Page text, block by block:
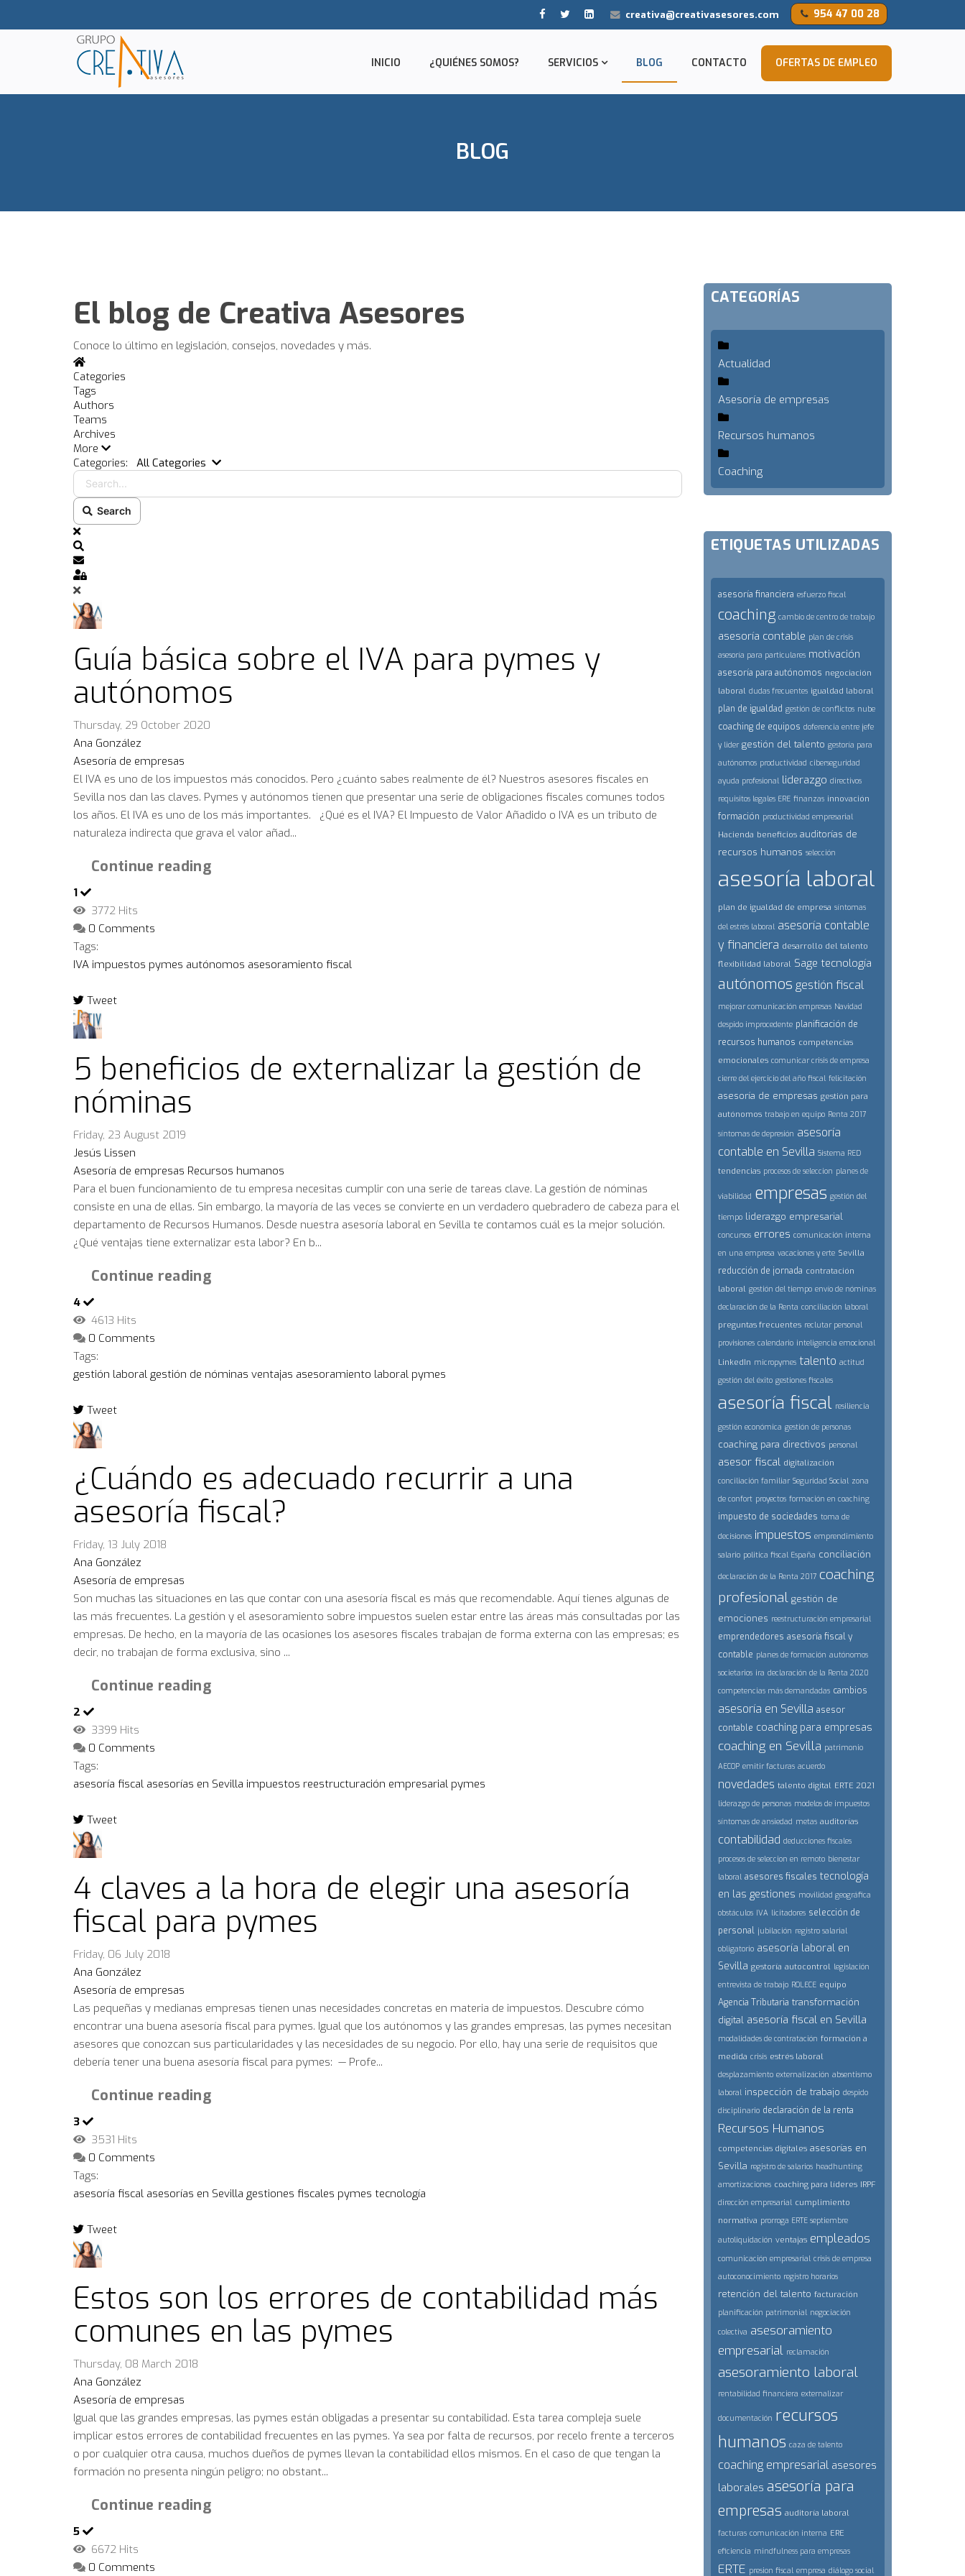
954 47 00 28
creativa@creativasesores.com
INICIO ¿QUIÉNES SOMOS? SERVICIOS BLOG CONTACTO OFERTAS DE EMPLEO
BLOG
El blog de Creativa Asesores
Conoce lo último en legislación, consejos, novedades y más.
Home
Categories
Tags
Authors
Teams
Archives
More
Categories:
All Categories Search...
Search
x
Search
Subscribe to blog
Sign In
Guía básica sobre el IVA para pymes y
autónomos
Thursday, 29 October 2020
Ana González
Asesoría de empresas
El IVA es uno de los impuestos más conocidos. Pero ¿cuánto sabes realmente de él? Nuestros asesores fiscales en
Sevilla nos dan las claves. Pymes y autónomos tienen que presentar una serie de obligaciones fiscales comunes todos
los años. El IVA es uno de los más importantes. ¿Qué es el IVA? El Impuesto de Valor Añadido o IVA es un tributo de
naturaleza indirecta que grava el valor añad...
Continue reading
1
3772 Hits
0 Comments
Tags:
IVA impuestos pymes autónomos asesoramiento fiscal
Tweet
pinterest
5 beneficios de externalizar la gestión de
nóminas
Friday, 23 August 2019
Jesús Lissen
Asesoría de empresas Recursos humanos
Para el buen funcionamiento de tu empresa necesitas cumplir con una serie de tareas clave. La gestión de nóminas
consiste en una de ellas. Sin embargo, la mayoría de las veces se convierte en un verdadero quebradero de cabeza para el
departamento de Recursos Humanos. Desde nuestra asesoría laboral en Sevilla te contamos cuál es la mejor solución.
¿Qué ventajas tiene externalizar esta labor? En b...
Continue reading
4
4613 Hits
0 Comments
Tags:
gestión laboral gestión de nóminas ventajas asesoramiento laboral pymes
Tweet
pinterest
¿Cuándo es adecuado recurrir a una
asesoría fiscal?
Friday, 13 July 2018
Ana González
Asesoría de empresas
Son muchas las situaciones en las que contar con una asesoría fiscal es más que recomendable. Aquí tienes algunas de
las más frecuentes. La gestión y el asesoramiento sobre impuestos suelen estar entre las áreas más consultadas por las
empresas. De hecho, en la mayoría de las ocasiones los asesores fiscales trabajan de forma externa con las empresas; es
decir, no trabajan de forma exclusiva, sino ...
Continue reading
2
3399 Hits
0 Comments
Tags:
asesoría fiscal asesorías en Sevilla impuestos reestructuración empresarial pymes
Tweet
pinterest
4 claves a la hora de elegir una asesoría
fiscal para pymes
Friday, 06 July 2018
Ana González
Asesoría de empresas
Las pequeñas y medianas empresas tienen unas necesidades concretas en materia de impuestos. Descubre cómo
encontrar una buena asesoría fiscal para pymes. Igual que los autónomos y las grandes empresas, las pymes necesitan
asesores que conozcan sus particularidades y las necesidades de su negocio. Por ello, hay una serie de requisitos que
debería tener una buena asesoría fiscal para pymes: — Profe...
Continue reading
3
3531 Hits
0 Comments
Tags:
asesoría fiscal asesorías en Sevilla gestiones fiscales pymes tecnología
Tweet
pinterest
Estos son los errores de contabilidad más
comunes en las pymes
Thursday, 08 March 2018
Ana González
Asesoría de empresas
Igual que las grandes empresas, las pymes están obligadas a presentar su contabilidad. Esta tarea compleja suele
implicar estos errores de contabilidad frecuentes en las pymes. Ya sea por falta de recursos, por recelo frente a terceros
o por cualquier otra causa, muchos dueños de pymes llevan la contabilidad ellos mismos. En el caso de que tengan la
formación no presenta ningún peligro; no obstant...
Continue reading
5
6672 Hits
0 Comments
CATEGORÍAS
Actualidad
Asesoría de empresas
Recursos humanos
Coaching
ETIQUETAS UTILIZADAS
asesoría financiera esfuerzo fiscal
coaching cambio de centro de trabajo
asesoría contable plan de crisis
asesoría para particulares motivación
asesoría para autónomos negociación
laboral dudas frecuentes igualdad laboral
plan de igualdad gestión de conflictos nube
coaching de equipos doferencia entre jefe
y lider gestión del talento gestoría para
autónomos productividad ciberseguridad
ayuda profesional liderazgo directivos
requisitos legales ERE finanzas innovación
formación productividad empresarial
Hacienda beneficios auditorías de
recursos humanos selección
asesoría laboral
plan de igualdad de empresa síntomas
del estrés laboral asesoría contable
y financiera desarrollo del talento
flexibilidad laboral Sage tecnología
autónomos gestión fiscal
mejorar comunicación empresas Navidad
despido improcedente planificación de
recursos humanos competencias
emocionales comunicar crisis de empresa
cierre del ejercicio del año fiscal felicitación
asesoría de empresas gestión para
autónomos trabajo en equipo Renta 2017
síntomas de depresión asesoría
contable en Sevilla Sistema RED
tendencias procesos de seleccion planes de
viabilidad empresas gestión del
tiempo liderazgo empresarial
concursos errores comunicación interna
en una empresa vacaciones y erte Sevilla
reducción de jornada contratación
laboral gestión del tiempo envío de nóminas
declaración de la Renta conciliación laboral
preguntas frecuentes reclutar personal
provisiones calendario inteligencia emocional
LinkedIn micropymes talento actitud
gestión del éxito gestiones fiscales
asesoría fiscal resiliencia
gestión económica gestión de personas
coaching para directivos personal
asesor fiscal digitalización
conciliación familiar Seguridad Social zona
de confort proyectos formación en coaching
impuesto de sociedades toma de
decisiones impuestos emprendimiento
salario politica fiscal España conciliación
declaración de la Renta 2017 coaching
profesional gestión de
emociones reestructuración empresarial
emprendedores asesoría fiscal y
contable planes de formación autónomos
societarios ira declaración de la Renta 2020
competencias más demandadas cambios
asesoría en Sevilla asesor
contable coaching para empresas
coaching en Sevilla patrimonio
AECOP emitir facturas acuerdo
novedades talento digital ERTE 2021
liderazgo de personas modelos de impuestos
síntomas de ansiedad metas auditorías
contabilidad deducciones fiscales
procesos de seleccion en remoto bienestar
laboral asesores fiscales tecnología
en las gestiones movilidad geográfica
obstáculos IVA licitadores selección de
personal jubilación registro salarial
obligatorio asesoría laboral en
Sevilla gestoría autocontrol legislación
entrevista de trabajo ROLECE equipo
Agencia Tributaria transformación
digital asesoría fiscal en Sevilla
modalidades de contratación formación a
medida crisis estrés laboral
desplazamiento externalización absentismo
laboral inspección de trabajo despido
disciplinario declaración de la renta
Recursos Humanos
competencias digitales asesorías en
Sevilla registro de salarios headhunting
amortizaciones coaching para líderes IRPF
dirección empresarial cumplimiento
normativa prorroga ERTE septiembre
autoliquidación ventajas empleados
comunicación empresarial crisis de empresa
autoconocimiento registro horarios
retención del talento facturación
planificación patrimonial negociación
colectiva asesoramiento
empresarial reclamación
asesoramiento laboral
rentabilidad financiera externalizar
documentación recursos
humanos caza de talento
coaching empresarial asesores
laborales asesoría para
empresas auditoría laboral
facturas comunicación interna ERE
eficiencia mindfulness para empresas
ERTE presion fiscal empresa diálogo social